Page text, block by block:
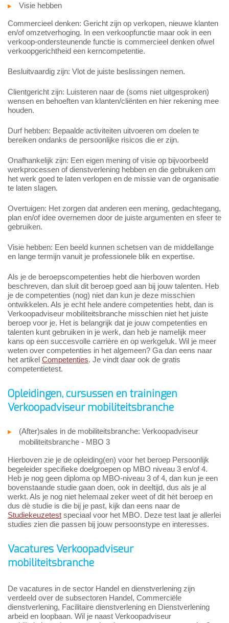
Visie hebben
Commercieel denken: Gericht zijn op verkopen, nieuwe klanten
en/of omzetverhoging. In een verkoopfunctie maar ook in een
verkoop-ondersteunende functie is commercieel denken ofwel
verkoopgerichtheid een kerncompetentie.
Besluitvaardig zijn: Vlot de juiste beslissingen nemen.
Clientgericht zijn: Luisteren naar de (soms niet uitgesproken)
wensen en behoeften van klanten/cliënten en hier rekening mee
houden.
Durf hebben: Bepaalde activiteiten uitvoeren om doelen te
bereiken ondanks de persoonlijke risicos die er zijn.
Onafhankelijk zijn: Een eigen mening of visie op bijvoorbeeld
werkprocessen of dienstverlening hebben en die gebruiken om
het werk goed te laten verlopen en de missie van de organisatie
te laten slagen.
Overtuigen: Het zorgen dat anderen een mening, gedachtegang,
plan en/of idee overnemen door de juiste argumenten en sfeer te
gebruiken.
Visie hebben: Een beeld kunnen schetsen van de middellange
en lange termijn vanuit je professionele blik en expertise.
Als je de beroepscompetenties hebt die hierboven worden
beschreven, dan sluit dit beroep goed aan bij jouw talenten. Heb
je de competenties (nog) niet dan kun je deze misschien
ontwikkelen. Als je echt hele andere competenties hebt, dan is
Verkoopadviseur mobiliteitsbranche misschien niet het juiste
beroep voor je. Het is belangrijk dat je jouw competenties en
talenten kunt gebruiken in je werk, dan heb je namelijk meer
kans op een succesvolle carrière en op werkgeluk. Wil je meer
weten over competenties in het algemeen? Ga dan eens naar
het artikel Competenties. Je vindt daar ook de gratis
competentietest.
Opleidingen, cursussen en trainingen
Verkoopadviseur mobiliteitsbranche
(After)sales in de mobiliteitsbranche: Verkoopadviseur
mobiliteitsbranche - MBO 3
Hierboven zie je de opleiding(en) voor het beroep Persoonlijk
begeleider specifieke doelgroepen op MBO niveau 3 en/of 4.
Heb je nog geen diploma op MBO-niveau 3 of 4, dan kun je een
bovenstaande studie gaan doen, ook in deeltijd, dus als je al
werkt. Als je nog niet helemaal zeker weet of dit hèt beroep en
dus dè studie is die bij je past, kijk dan eens naar de
Studiekeuzetest speciaal voor het MBO. Deze test laat je allerlei
studies zien die passen bij jouw persoonstype en interesses.
Vacatures Verkoopadviseur
mobiliteitsbranche
De vacatures in de sector Handel en dienstverlening zijn
verdeeld over de subsectoren Handel, Commerciële
dienstverlening, Facilitaire dienstverlening en Dienstverlening
arbeid en loopbaan. Wil je naast Verkoopadviseur